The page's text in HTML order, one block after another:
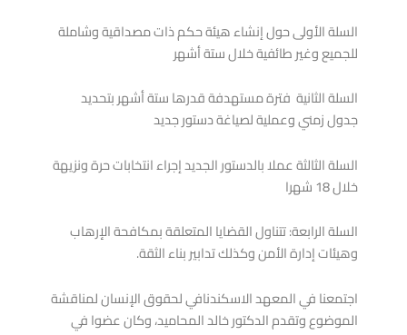
السلة الأولى حول إنشاء هيئة حكم ذات مصداقية وشاملة
للجميع وغير طائفية خلال ستة أشهر
السلة الثانية فترة مستهدفة قدرها ستة أشهر بتحديد
جدول زمني وعملية لصياغة دستور جديد
السلة الثالثة عملا بالدستور الجديد إجراء انتخابات حرة ونزيهة
خلال 18 شهرا
السلة الرابعة: تتناول القضايا المتعلقة بمكافحة الإرهاب
وهيئات إدارة الأمن وكذلك تدابير بناء الثقة.
اجتمعنا في المعهد الاسكندنافي لحقوق الإنسان لمناقشة
الموضوع وتقدم الدكتور خالد المحاميد، وكان عضوا في